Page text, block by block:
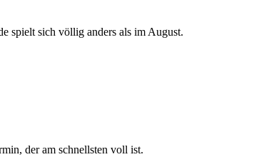
spielt sich völlig anders als im August.
der am schnellsten voll ist.